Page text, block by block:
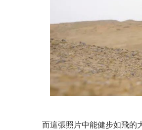
而這張照片中能健步如飛的